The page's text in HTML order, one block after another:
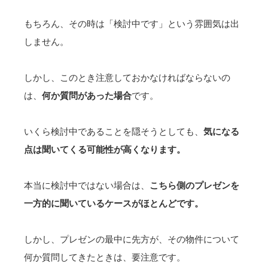
もちろん、その時は「検討中です」という雰囲気は出
しません。
しかし、このとき注意しておかなければならないの
は、 何か質問があった場合です。
いくら検討中であることを隠そうとしても、 気になる
点は聞いてくる可能性が高くなります。
本当に検討中ではない場合は、 こちら側のプレゼンを
一方的に聞いているケースがほとんどです。
しかし、プレゼンの最中に先方が、その物件について
何か質問してきたときは、 要注意です。